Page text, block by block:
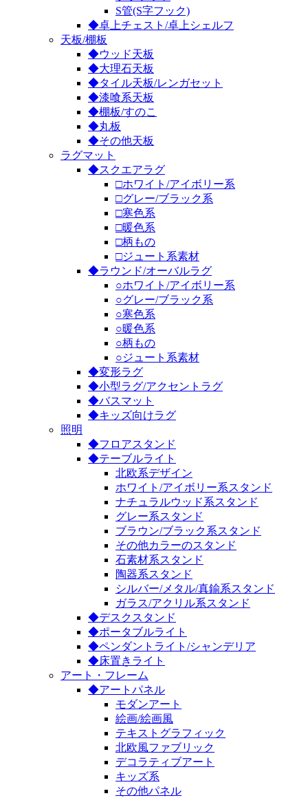
S管(S字フック)
◆卓上チェスト/卓上シェルフ
天板/棚板
◆ウッド天板
◆大理石天板
◆タイル天板/レンガセット
◆漆喰系天板
◆棚板/すのこ
◆丸板
◆その他天板
ラグマット
◆スクエアラグ
□ホワイト/アイボリー系
□グレー/ブラック系
□寒色系
□暖色系
□柄もの
□ジュート系素材
◆ラウンド/オーバルラグ
○ホワイト/アイボリー系
○グレー/ブラック系
○寒色系
○暖色系
○柄もの
○ジュート系素材
◆変形ラグ
◆小型ラグ/アクセントラグ
◆バスマット
◆キッズ向けラグ
照明
◆フロアスタンド
◆テーブルライト
北欧系デザイン
ホワイト/アイボリー系スタンド
ナチュラルウッド系スタンド
グレー系スタンド
ブラウン/ブラック系スタンド
その他カラーのスタンド
石素材系スタンド
陶器系スタンド
シルバー/メタル/真鍮系スタンド
ガラス/アクリル系スタンド
◆デスクスタンド
◆ポータブルライト
◆ペンダントライト/シャンデリア
◆床置きライト
アート・フレーム
◆アートパネル
モダンアート
絵画/絵画風
テキストグラフィック
北欧風ファブリック
デコラティブアート
キッズ系
その他パネル